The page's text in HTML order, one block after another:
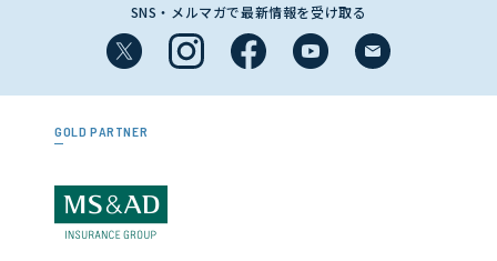
SNS・メルマガで最新情報を受け取る
GOLD PARTNER